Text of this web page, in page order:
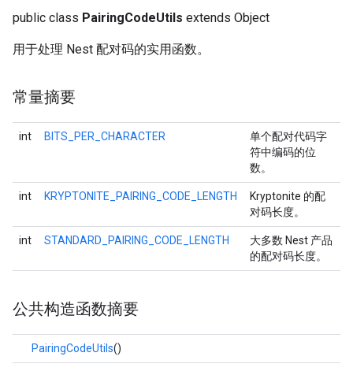
public class PairingCodeUtils extends Object
用于处理 Nest 配对码的实用函数。
常量摘要
int BITS_PER_CHARACTER
单个配对代码字
符中编码的位
数。
int KRYPTONITE_PAIRING_CODE_LENGTH
Kryptonite 的配
对码长度。
int STANDARD_PAIRING_CODE_LENGTH
大多数 Nest 产品
的配对码长度。
公共构造函数摘要
PairingCodeUtils()